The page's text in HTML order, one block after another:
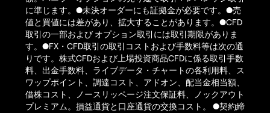
に準じます。●未決オーダーにも証拠金が必要です。●売
値と買値には差があり、拡大することがあります。●CFD
取引の一部および オプション取引には取引期限がありま
す。●FX・CFD取引の取引コストおよび手数料等は次の通
りです。株式CFDおよび上場投資商品CFDに係る取引手数
料、出金手数料、ライブデータ・チャートの各利用料、ス
ワップポイント、調達コスト、アドオン、配当金相当額、
借株コスト、ノースリッページ注文保証料、ノックアウト
プレミアム。損益通貨と口座通貨の交換コスト。 ●契約締